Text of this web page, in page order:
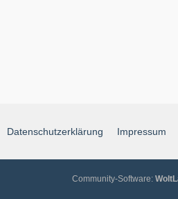
Datenschutzerklärung Impressum
Community-Software: